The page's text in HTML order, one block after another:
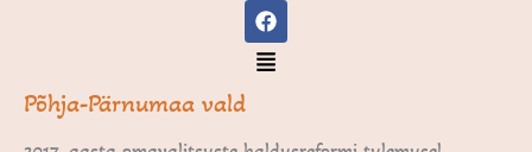
F
a
c
e
o
Menu
Põhja-Pärnumaa vald